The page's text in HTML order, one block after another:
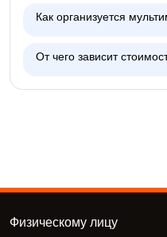
Как организуется
От чего зависит
Физическому лицу